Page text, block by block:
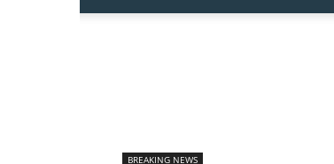
BREAKING NEWS